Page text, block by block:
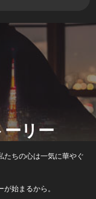
リー
たちの心は一気に華やぐ
始まるから。